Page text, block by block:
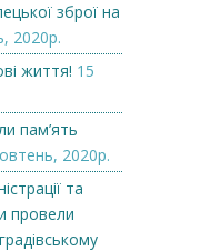
зброї на
2020р.
життя! 15
пам’ять
2020р.
та
провели